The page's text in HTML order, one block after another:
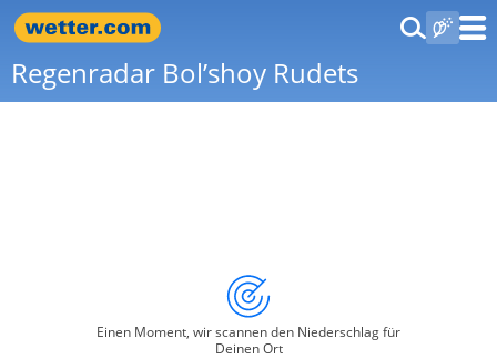
Regenradar Bol’shoy Rudets
Einen Moment, wir scannen den Niederschlag für
Deinen Ort